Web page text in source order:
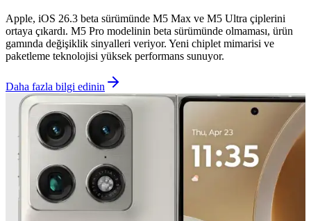
Apple, iOS 26.3 beta sürümünde M5 Max ve M5 Ultra çiplerini
ortaya çıkardı. M5 Pro modelinin beta sürümünde olmaması, ürün
gamında değişiklik sinyalleri veriyor. Yeni chiplet mimarisi ve
paketleme teknolojisi yüksek performans sunuyor.
Daha fazla bilgi edinin